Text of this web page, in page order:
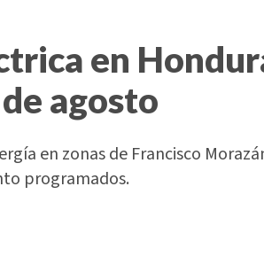
en
agosto
en zonas de Francisco
programados.